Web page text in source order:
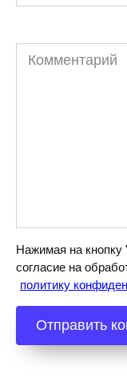
Комментарий
Нажимая на
согласие на
политику